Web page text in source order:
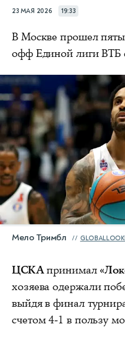
23 МАЯ 2026 19:33
В Москве прошел
офф Единой лиги ВТБ
Мело Тримбл
ЦСКАпринимал
хозяева одержали
выйдя в финал
счетом 4-1 в пользу